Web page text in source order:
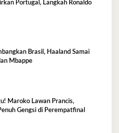
Portugal, Langkah Ronaldo
Brasil, Haaland Samai
Mbappe
Maroko Lawan Prancis,
Gengsi di Perempatfinal